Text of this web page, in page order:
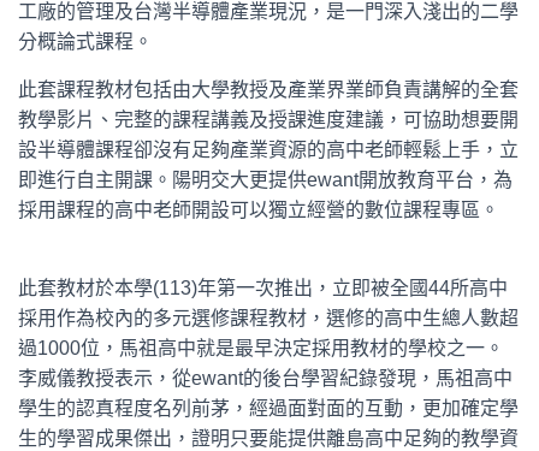
工廠的管理及台灣半導體產業現況，是一門深入淺出的二學
分概論式課程。
此套課程教材包括由大學教授及產業界業師負責講解的全套
教學影片、完整的課程講義及授課進度建議，可協助想要開
設半導體課程卻沒有足夠產業資源的高中老師輕鬆上手，立
即進行自主開課。陽明交大更提供ewant開放教育平台，為
採用課程的高中老師開設可以獨立經營的數位課程專區。
此套教材於本學(113)年第一次推出，立即被全國44所高中
採用作為校內的多元選修課程教材，選修的高中生總人數超
過1000位，馬祖高中就是最早決定採用教材的學校之一。
李威儀教授表示，從ewant的後台學習紀錄發現，馬祖高中
學生的認真程度名列前茅，經過面對面的互動，更加確定學
生的學習成果傑出，證明只要能提供離島高中足夠的教學資